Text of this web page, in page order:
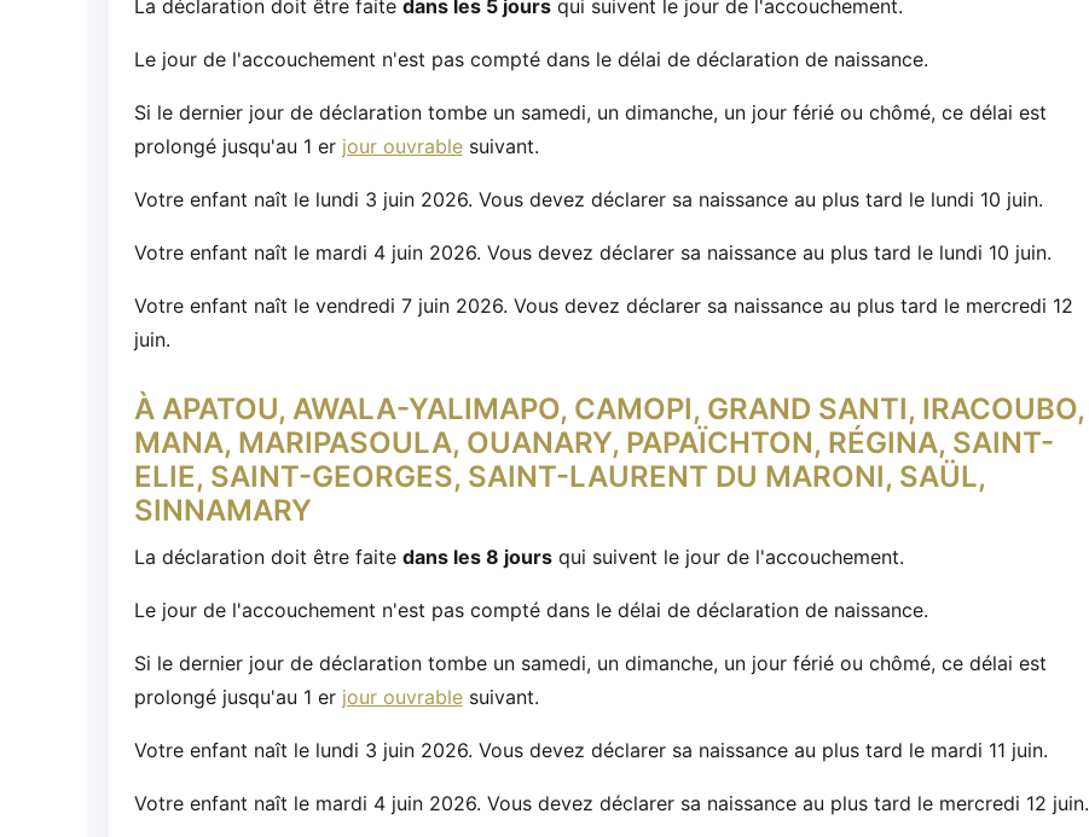
La déclaration doit être faite dans les 5 joursqui suivent le jour de l'accouchement.
Le jour de l'accouchement n'est pas compté dans le délai de déclaration de naissance.
Si le dernier jour de déclaration tombe un samedi, un dimanche, un jour férié ou chômé, ce délai est
prolongé jusqu'au 1 er jour ouvrablesuivant.
Votre enfant naît le lundi 3 juin 2026. Vous devez déclarer sa naissance au plus tard le lundi 10 juin.
Votre enfant naît le mardi 4 juin 2026. Vous devez déclarer sa naissance au plus tard le lundi 10 juin.
Votre enfant naît le vendredi 7 juin 2026. Vous devez déclarer sa naissance au plus tard le mercredi 12
juin.
À APATOU, AWALA-YALIMAPO, CAMOPI, GRAND SANTI, IRACOUBO,
MANA, MARIPASOULA, OUANARY, PAPAÏCHTON, RÉGINA, SAINT-
ELIE, SAINT-GEORGES, SAINT-LAURENT DU MARONI, SAÜL,
SINNAMARY
La déclaration doit être faite dans les 8 joursqui suivent le jour de l'accouchement.
Le jour de l'accouchement n'est pas compté dans le délai de déclaration de naissance.
Si le dernier jour de déclaration tombe un samedi, un dimanche, un jour férié ou chômé, ce délai est
prolongé jusqu'au 1 er jour ouvrablesuivant.
Votre enfant naît le lundi 3 juin 2026. Vous devez déclarer sa naissance au plus tard le mardi 11 juin.
Votre enfant naît le mardi 4 juin 2026. Vous devez déclarer sa naissance au plus tard le mercredi 12 juin.